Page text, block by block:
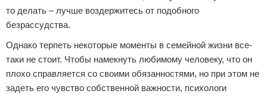
то делать – лучше воздержитесь от подобного
безрассудства.
Однако терпеть некоторые моменты в семейной жизни все-
таки не стоит. Чтобы намекнуть любимому человеку, что он
плохо справляется со своими обязанностями, но при этом не
задеть его чувство собственной важности, психологи